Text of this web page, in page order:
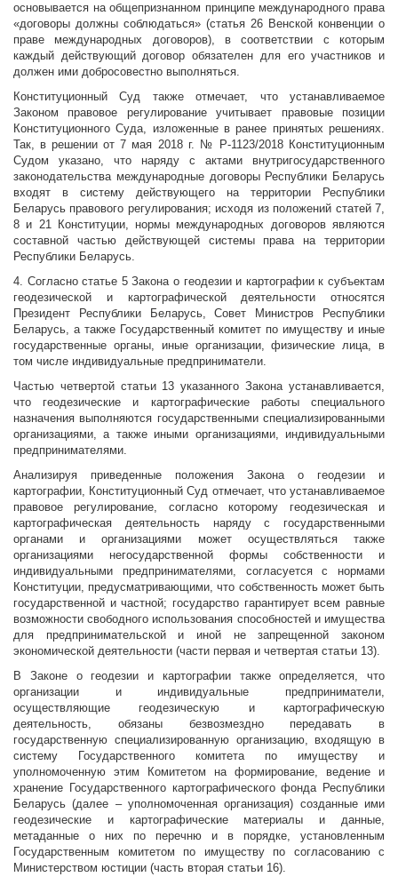
основывается на общепризнанном принципе международного права
«договоры должны соблюдаться» (статья 26 Венской конвенции о
праве международных договоров), в соответствии с которым
каждый действующий договор обязателен для его участников и
должен ими добросовестно выполняться.
Конституционный Суд также отмечает, что устанавливаемое
Законом правовое регулирование учитывает правовые позиции
Конституционного Суда, изложенные в ранее принятых решениях.
Так, в решении от 7 мая 2018 г. № Р-1123/2018 Конституционным
Судом указано, что наряду с актами внутригосударственного
законодательства международные договоры Республики Беларусь
входят в систему действующего на территории Республики
Беларусь правового регулирования; исходя из положений статей 7,
8 и 21 Конституции, нормы международных договоров являются
составной частью действующей системы права на территории
Республики Беларусь.
4. Согласно статье 5 Закона о геодезии и картографии к субъектам
геодезической и картографической деятельности относятся
Президент Республики Беларусь, Совет Министров Республики
Беларусь, а также Государственный комитет по имуществу и иные
государственные органы, иные организации, физические лица, в
том числе индивидуальные предприниматели.
Частью четвертой статьи 13 указанного Закона устанавливается,
что геодезические и картографические работы специального
назначения выполняются государственными специализированными
организациями, а также иными организациями, индивидуальными
предпринимателями.
Анализируя приведенные положения Закона о геодезии и
картографии, Конституционный Суд отмечает, что устанавливаемое
правовое регулирование, согласно которому геодезическая и
картографическая деятельность наряду с государственными
органами и организациями может осуществляться также
организациями негосударственной формы собственности и
индивидуальными предпринимателями, согласуется с нормами
Конституции, предусматривающими, что собственность может быть
государственной и частной; государство гарантирует всем равные
возможности свободного использования способностей и имущества
для предпринимательской и иной не запрещенной законом
экономической деятельности (части первая и четвертая статьи 13).
В Законе о геодезии и картографии также определяется, что
организации и индивидуальные предприниматели,
осуществляющие геодезическую и картографическую
деятельность, обязаны безвозмездно передавать в
государственную специализированную организацию, входящую в
систему Государственного комитета по имуществу и
уполномоченную этим Комитетом на формирование, ведение и
хранение Государственного картографического фонда Республики
Беларусь (далее – уполномоченная организация) созданные ими
геодезические и картографические материалы и данные,
метаданные о них по перечню и в порядке, установленным
Государственным комитетом по имуществу по согласованию с
Министерством юстиции (часть вторая статьи 16).